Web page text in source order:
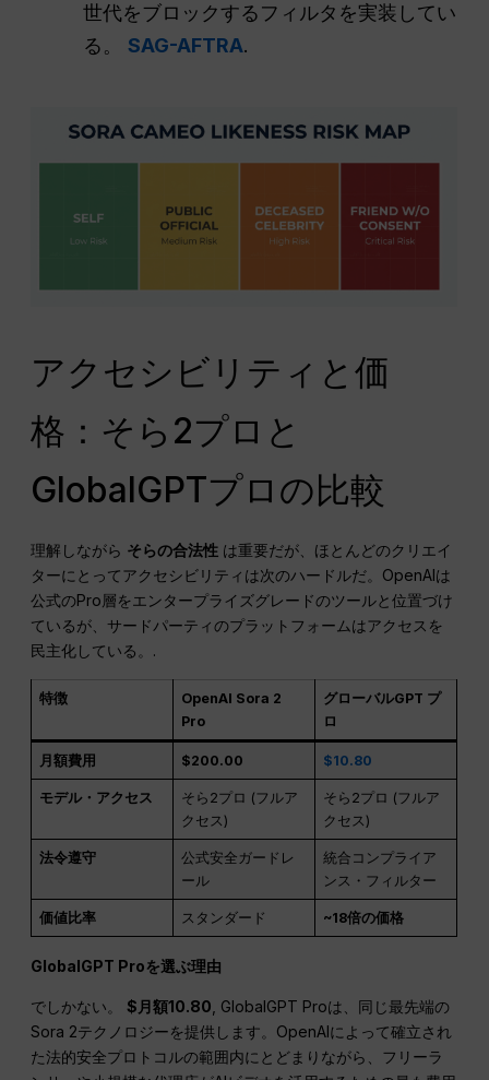
世代をブロックするフィルタを実装してい
る。
SAG-AFTRA.
アクセシビリティと価
格：そら2プロと
GlobalGPTプロの比較
理解しながら そらの合法性 は重要だが、ほとんどのクリエイ
ターにとってアクセシビリティは次のハードルだ。OpenAIは
公式のPro層をエンタープライズグレードのツールと位置づけ
ているが、サードパーティのプラットフォームはアクセスを
民主化している。.
特徴
OpenAI Sora 2
Pro
グローバルGPT プ
ロ
月額費用 $200.00 $10.80
モデル・アクセス
そら2プロ (フルア
クセス)
そら2プロ (フルア
クセス)
法令遵守
公式安全ガードレ
ール
統合コンプライア
ンス・フィルター
価値比率 スタンダード ~18倍の価格
GlobalGPT Proを選ぶ理由
でしかない。$月額10.80 , GlobalGPT Proは、同じ最先端の
Sora 2テクノロジーを提供します。OpenAIによって確立され
た法的安全プロトコルの範囲内にとどまりながら、フリーラ